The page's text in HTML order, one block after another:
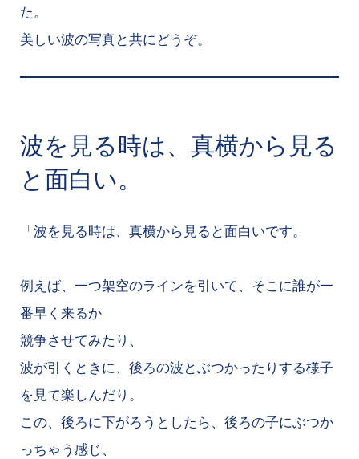
た。
美しい波の写真と共にどうぞ。
波を見る時は、真横から見る
と面白い。
「波を見る時は、真横から見ると面白いです。
例えば、一つ架空のラインを引いて、そこに誰が一
番早く来るか
競争させてみたり、
波が引くときに、後ろの波とぶつかったりする様子
を見て楽しんだり。
この、後ろに下がろうとしたら、後ろの子にぶつか
っちゃう感じ、